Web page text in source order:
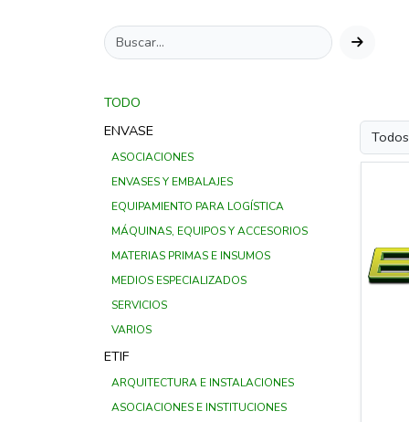
TODO
ENVASE
ASOCIACIONES
ENVASES Y EMBALAJES
EQUIPAMIENTO PARA LOGÍSTICA
MÁQUINAS, EQUIPOS Y ACCESORIOS
MATERIAS PRIMAS E INSUMOS
MEDIOS ESPECIALIZADOS
SERVICIOS
VARIOS
ETIF
ARQUITECTURA E INSTALACIONES
ASOCIACIONES E INSTITUCIONES